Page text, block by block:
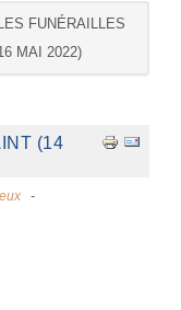
FUNÉRAILLES
MAI 2022)
(14